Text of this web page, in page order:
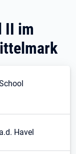
II im
Havel